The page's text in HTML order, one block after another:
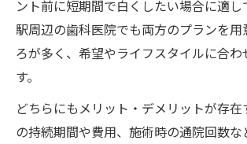
ント前に短期間で白くしたい場合に適し
駅周辺の歯科医院でも両方のプランを用
ろが多く、希望やライフスタイルに合わ
す。
どちらにもメリット・デメリットが存
の持続期間や費用、施術時の通院回数